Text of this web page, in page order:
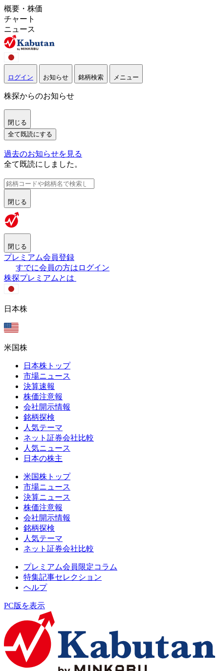
概要・株価
チャート
ニュース
ログイン お知らせ 銘柄検索 メニュー
株探からのお知らせ
閉じる
全て既読にする
過去のお知らせを見る
全て既読にしました。
閉じる
閉じる
プレミアム会員登録
すでに会員の方はログイン
株探プレミアムとは
日本株
米国株
日本株トップ
市場ニュース
決算速報
株価注意報
会社開示情報
銘柄探検
人気テーマ
ネット証券会社比較
人気ニュース
日本の株主
米国株トップ
市場ニュース
決算ニュース
株価注意報
会社開示情報
銘柄探検
人気テーマ
ネット証券会社比較
プレミアム会員限定コラム
特集記事セレクション
ヘルプ
PC版を表示